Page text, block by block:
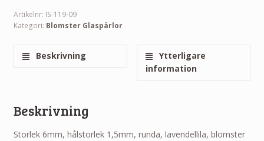
Artikelnr: IS-119-09
Kategori: Blomster Glaspärlor
Beskrivning
Ytterligare
information
Beskrivning
Storlek 6mm, hålstorlek 1,5mm, runda, lavendellila, blomster